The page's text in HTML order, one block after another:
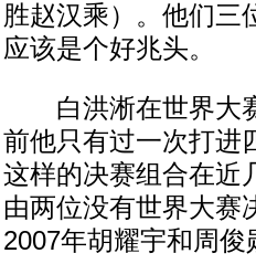
胜赵汉乘）。他们三
应该是个好兆头。
白洪淅在世界大赛
前他只有过一次打进
这样的决赛组合在近
由两位没有世界大赛
2007年胡耀宇和周俊